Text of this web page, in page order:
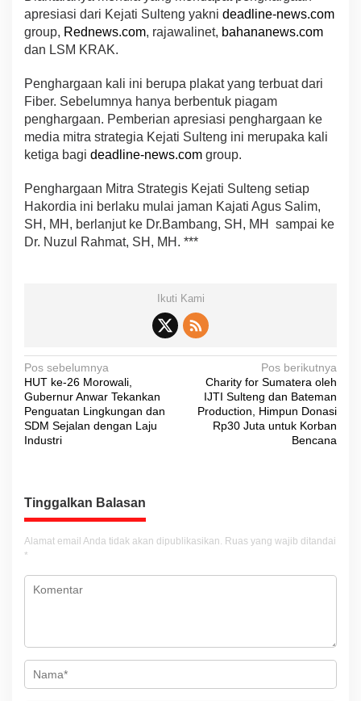
apresiasi dari Kejati Sulteng yakni deadline-news.com
group, Rednews.com, rajawalinet, bahananews.com
dan LSM KRAK.
Penghargaan kali ini berupa plakat yang terbuat dari
Fiber. Sebelumnya hanya berbentuk piagam
penghargaan. Pemberian apresiasi penghargaan ke
media mitra strategia Kejati Sulteng ini merupaka kali
ketiga bagi deadline-news.com group.
Penghargaan Mitra Strategis Kejati Sulteng setiap
Hakordia ini berlaku mulai jaman Kajati Agus Salim,
SH, MH, berlanjut ke Dr.Bambang, SH, MH sampai ke
Dr. Nuzul Rahmat, SH, MH. ***
Ikuti Kami
N
a
v
i
s
i
p
o
s
Pos sebelumnya
HUT ke-26 Morowali,
Gubernur Anwar Tekankan
Penguatan Lingkungan dan
SDM Sejalan dengan Laju
Industri
Pos berikutnya
Charity for Sumatera oleh
IJTI Sulteng dan Bateman
Production, Himpun Donasi
Rp30 Juta untuk Korban
Bencana
Tinggalkan Balasan
Alamat email Anda tidak akan dipublikasikan. Ruas yang wajib ditandai
*